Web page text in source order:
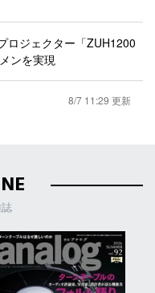
ロジェクター「ZUH1200
ンを実現
8/7 11:29 更新